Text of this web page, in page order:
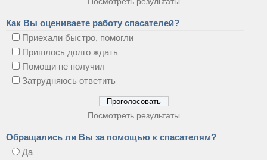
Как Вы оцениваете работу спасателей?
Приехали быстро, помогли
Пришлось долго ждать
Помощи не получил
Затрудняюсь ответить
Посмотреть результаты
Обращались ли Вы за помощью к спасателям?
Да